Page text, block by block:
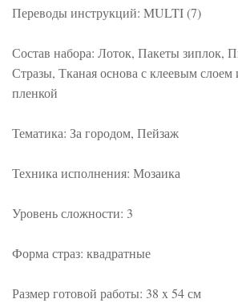
Переводы инструкций: MULTI (7)
Состав набора: Лоток, Пакеты зиплок,
Стразы, Тканая основа с клеевым слоем
пленкой
Тематика: За городом, Пейзаж
Техника исполнения: Мозаика
Уровень сложности: 3
Форма страз: квадратные
Размер готовой работы: 38 x 54 см